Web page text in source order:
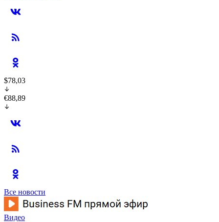
$78,03
€88,89
Все новости
Видео